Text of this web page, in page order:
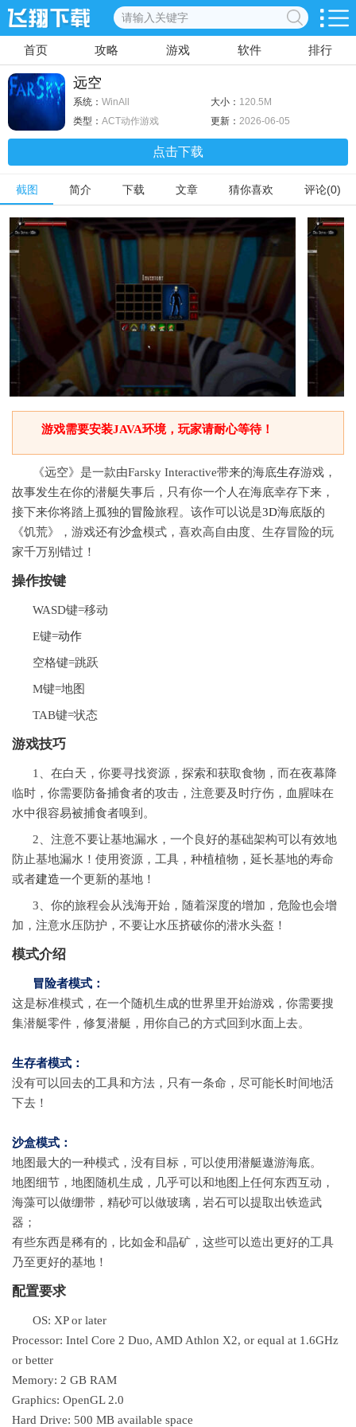
首页 攻略 游戏 软件 排行
远空
系统： WinAll 大小： 120.5M
类型： ACT动作游戏 更新： 2026-06-05
点击下载
截图 简介 下载 文章 猜你喜欢 评论(0)
游戏需要安装JAVA环境，玩家请耐心等待！
《远空》是一款由Farsky Interactive带来的海底生存游戏，
故事发生在你的潜艇失事后，只有你一个人在海底幸存下来，
接下来你将踏上孤独的冒险旅程。该作可以说是3D海底版的
《饥荒》，游戏还有沙盒模式，喜欢高自由度、生存冒险的玩
家千万别错过！
操作按键
WASD键=移动
E键=动作
空格键=跳跃
M键=地图
TAB键=状态
游戏技巧
1、在白天，你要寻找资源，探索和获取食物，而在夜幕降
临时，你需要防备捕食者的攻击，注意要及时疗伤，血腥味在
水中很容易被捕食者嗅到。
2、注意不要让基地漏水，一个良好的基础架构可以有效地
防止基地漏水！使用资源，工具，种植植物，延长基地的寿命
或者建造一个更新的基地！
3、你的旅程会从浅海开始，随着深度的增加，危险也会增
加，注意水压防护，不要让水压挤破你的潜水头盔！
模式介绍
冒险者模式：
这是标准模式，在一个随机生成的世界里开始游戏，你需要搜
集潜艇零件，修复潜艇，用你自己的方式回到水面上去。
生存者模式：
没有可以回去的工具和方法，只有一条命，尽可能长时间地活
下去！
沙盒模式：
地图最大的一种模式，没有目标，可以使用潜艇遨游海底。
地图细节，地图随机生成，几乎可以和地图上任何东西互动，
海藻可以做绷带，精砂可以做玻璃，岩石可以提取出铁造武
器；
有些东西是稀有的，比如金和晶矿，这些可以造出更好的工具
乃至更好的基地！
配置要求
OS: XP or later
Processor: Intel Core 2 Duo, AMD Athlon X2, or equal at 1.6GHz
or better
Memory: 2 GB RAM
Graphics: OpenGL 2.0
Hard Drive: 500 MB available space